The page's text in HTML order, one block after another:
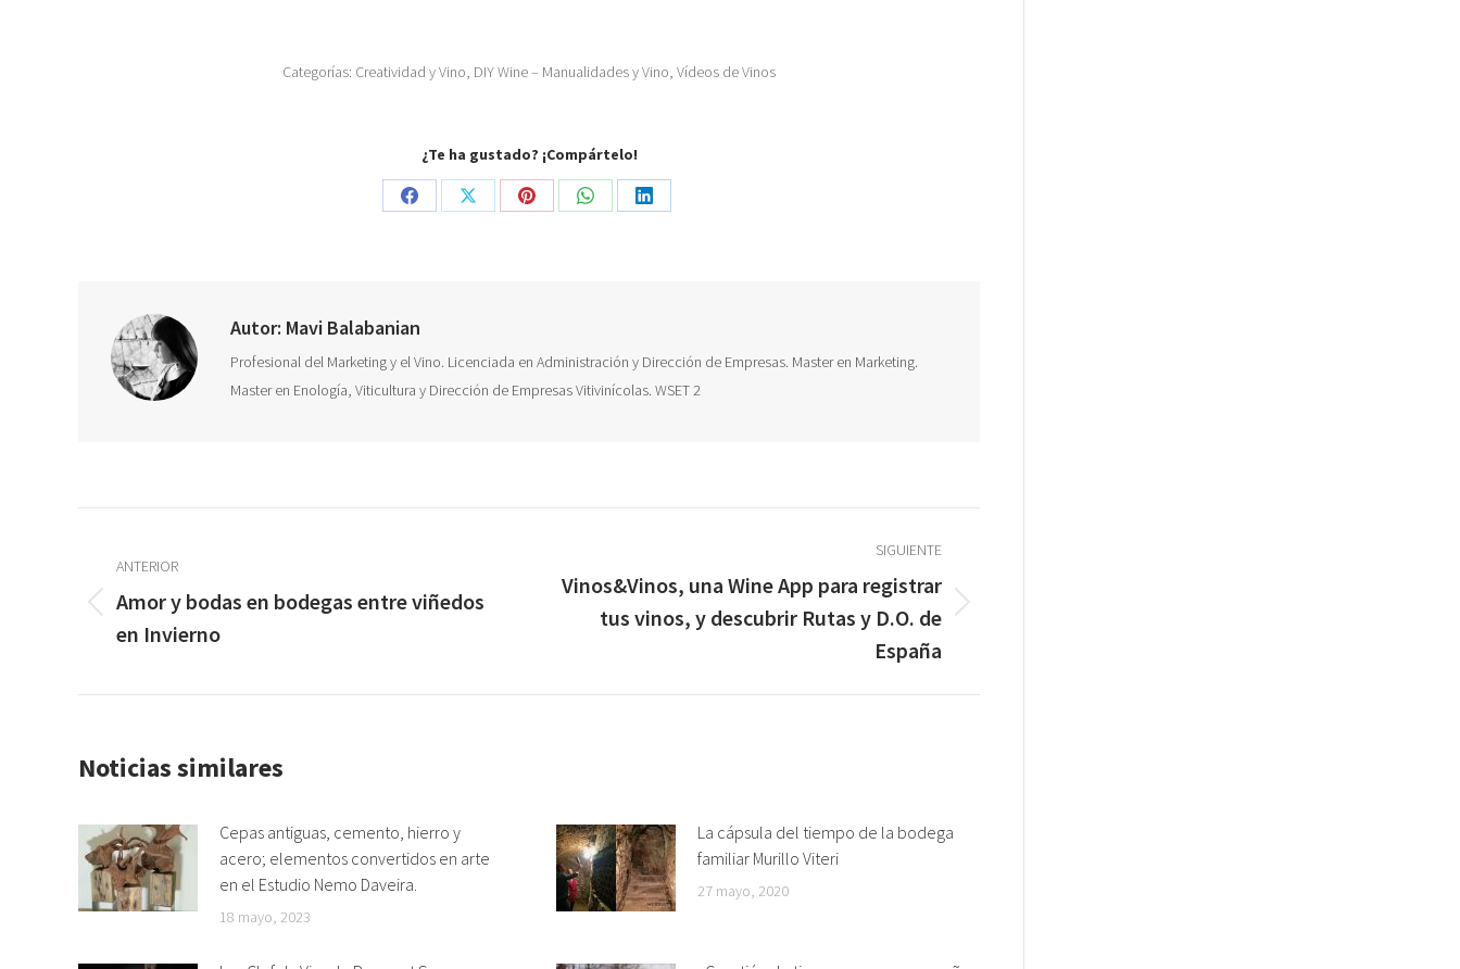
Categorías: Creatividad y Vino, DIY Wine – Manualidades y Vino, Vídeos de Vinos
¿Te ha gustado? ¡Compártelo!
Share
Share
Share
Share
Share
Autor: Mavi Balabanian
Profesional del Marketing y el Vino. Licenciada en Administración y Dirección de Empresas. Master en Marketing.
Master en Enología, Viticultura y Dirección de Empresas Vitivinícolas. WSET 2
entre
publicaciones
ANTERIOR
Publicación
anterior:
Amor y bodas en bodegas entre viñedos
en Invierno
SIGUIENTE
Publicación
Vinos&Vinos, una Wine App para registrar
tus vinos, y descubrir Rutas y D.O. de
España
Noticias similares
Cepas antiguas, cemento, hierro y
acero; elementos convertidos en arte
en el Estudio Nemo Daveira.
18 mayo, 2023
La cápsula del tiempo de la bodega
familiar Murillo Viteri
27 mayo, 2020